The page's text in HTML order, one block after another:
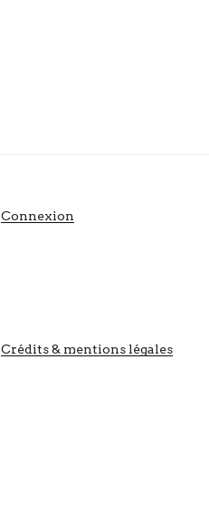
Connexion
Crédits & mentions légales